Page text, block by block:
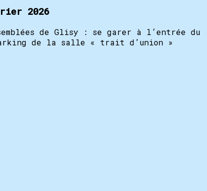
2026
de Glisy : se garer à l’entrée du
de la salle « trait d’union »